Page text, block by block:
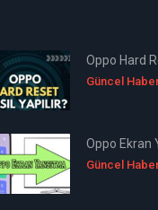
Oppo Hard
Güncel
Oppo Ekran
Güncel